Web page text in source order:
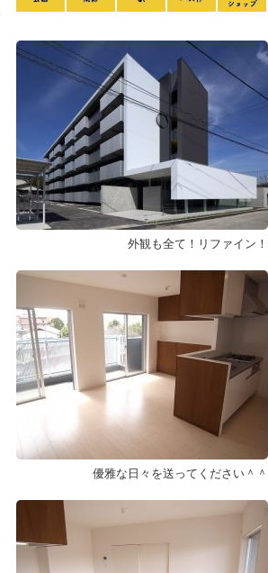
外観も全て！リファイン！
優雅な日々を送ってください＾＾